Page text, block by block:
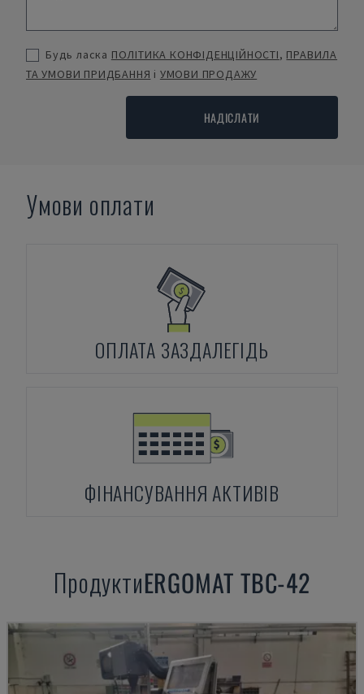
Будь ласка ПОЛІТИКА КОНФІДЕНЦІЙНОСТІ, ПРАВИЛА
ТА УМОВИ ПРИДБАННЯ і УМОВИ ПРОДАЖУ
НАДІСЛАТИ
Умови оплати
ОПЛАТА ЗАЗДАЛЕГІДЬ
ФІНАНСУВАННЯ АКТИВІВ
ПродуктиERGOMAT TBC-42